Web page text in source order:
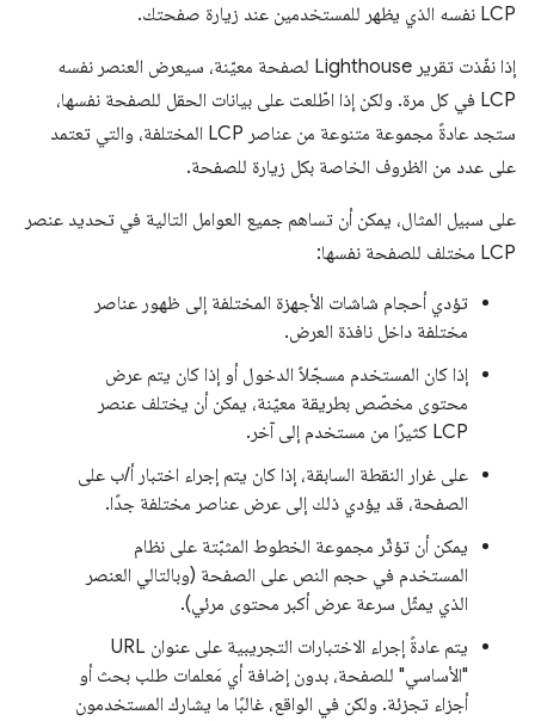
LCP نفسه الذي يظهر للمستخدمين عند زيارة صفحتك.
إذا نفّذت تقرير Lighthouse لصفحة معيّنة، سيعرض العنصر نفسه
LCP في كل مرة. ولكن إذا اطّلعت على بيانات الحقل للصفحة نفسها،
ستجد عادةً مجموعة متنوعة من عناصر LCP المختلفة، والتي تعتمد
على عدد من الظروف الخاصة بكل زيارة للصفحة.
على سبيل المثال، يمكن أن تساهم جميع العوامل التالية في تحديد عنصر
LCP مختلف للصفحة نفسها:
تؤدي أحجام شاشات الأجهزة المختلفة إلى ظهور عناصر
مختلفة داخل نافذة العرض.
إذا كان المستخدم مسجّلاً الدخول أو إذا كان يتم عرض
محتوى مخصّص بطريقة معيّنة، يمكن أن يختلف عنصر
LCP كثيرًا من مستخدم إلى آخر.
على غرار النقطة السابقة، إذا كان يتم إجراء اختبار أ/ب على
الصفحة، قد يؤدي ذلك إلى عرض عناصر مختلفة جدًا.
يمكن أن تؤثّر مجموعة الخطوط المثبّتة على نظام
المستخدم في حجم النص على الصفحة (وبالتالي العنصر
الذي يمثّل سرعة عرض أكبر محتوى مرئي).
يتم عادةً إجراء الاختبارات التجريبية على عنوان URL
"الأساسي" للصفحة، بدون إضافة أي مَعلمات طلب بحث أو
أجزاء تجزئة. ولكن في الواقع، غالبًا ما يشارك المستخدمون